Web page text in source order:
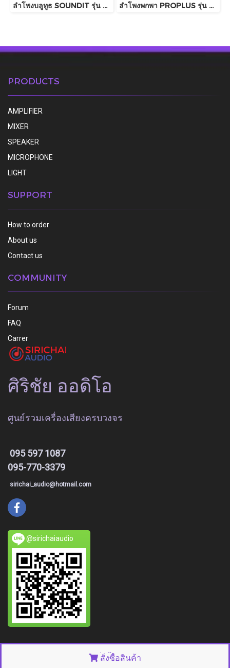
สั่งซื้อสินค้า
ลำโพงบลูทูธ SOUNDIT รุ่น S60 PRO ลำโพงพกพา PROPLUS รุ่น GA8 บลูทูธ
PRODUCTS
AMPLIFIER
MIXER
SPEAKER
MICROPHONE
LIGHT
SUPPORT
How to order
About us
Contact us
COMMUNITY
Forum
FAQ
Carrer
ศิริชัย ออดิโอ
ศูนย์รวมเครื่องเสียงครบวงจร
095 597 1087
095-770-3379
sirichai_audio@hotmail.com
@sirichaiaudio
© Copyright 2015 All right reserved. MakeWebEasy.com